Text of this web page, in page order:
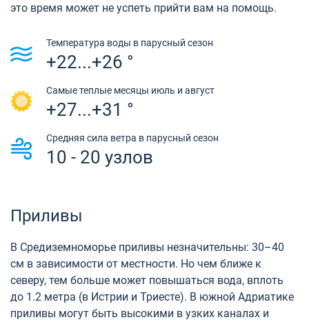
это время может не успеть прийти вам на помощь.
Температура воды в парусный сезон
+22...+26 °
Самые теплые месяцы июль и август
+27...+31 °
Средняя сила ветра в парусный сезон
10 - 20 узлов
Приливы
В Средиземноморье приливы незначительны: 30–40
см в зависимости от местности. Но чем ближе к
северу, тем больше может повышаться вода, вплоть
до 1.2 метра (в Истрии и Триесте). В южной Адриатике
приливы могут быть высокими в узких каналах и